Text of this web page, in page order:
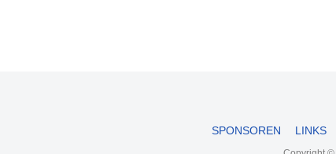
SPONSOREN LINKS